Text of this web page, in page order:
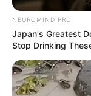
NEUROMIND PRO
Japan's Greatest
Stop Drinking